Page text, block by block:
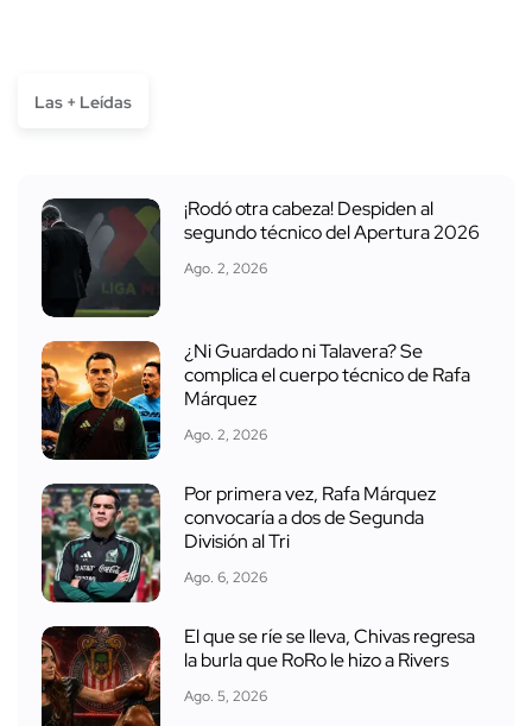
Las + Leídas
¡Rodó otra cabeza! Despiden al
segundo técnico del Apertura 2026
Ago. 2, 2026
¿Ni Guardado ni Talavera? Se
complica el cuerpo técnico de Rafa
Márquez
Ago. 2, 2026
Por primera vez, Rafa Márquez
convocaría a dos de Segunda
División al Tri
Ago. 6, 2026
El que se ríe se lleva, Chivas regresa
la burla que RoRo le hizo a Rivers
Ago. 5, 2026